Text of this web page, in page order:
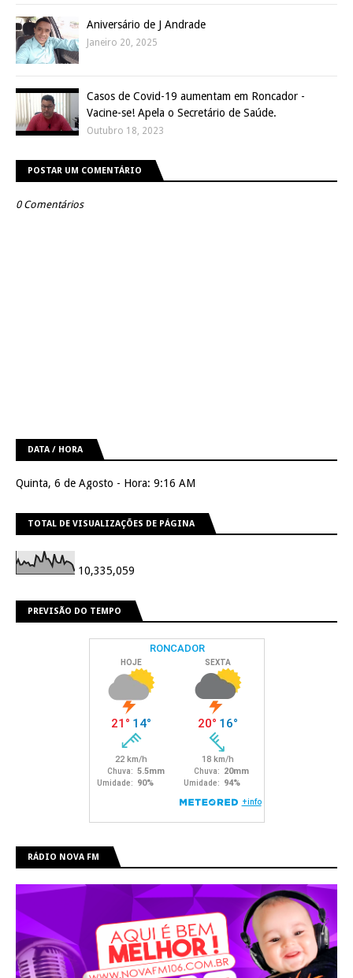
Aniversário de J Andrade
Janeiro 20, 2025
Casos de Covid-19 aumentam em Roncador -
Vacine-se! Apela o Secretário de Saúde.
Outubro 18, 2023
POSTAR UM COMENTÁRIO
0 Comentários
DATA / HORA
Quinta, 6 de Agosto - Hora: 9:16 AM
TOTAL DE VISUALIZAÇÕES DE PÁGINA
10,335,059
PREVISÃO DO TEMPO
RÁDIO NOVA FM